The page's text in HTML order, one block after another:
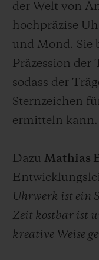
der Welt von
hochpräzise
und Mond. Sie
Präzession der
sodass der
Sternzeichen
ermitteln kann.
Dazu Mathias
Uhrwerk ist ein
Zeit kostbar ist
kreative Weise